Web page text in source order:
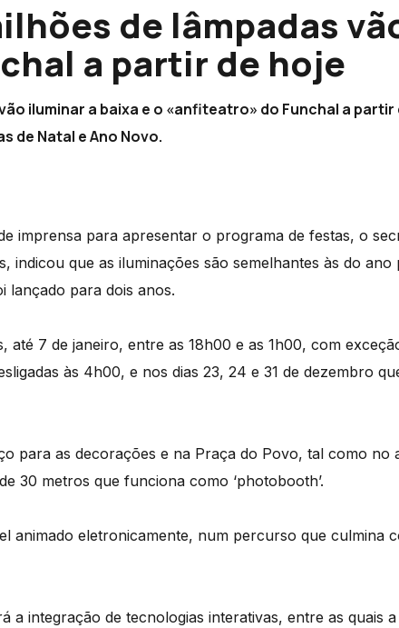
de lâmpadas
a partir de hoje
iluminar a baixa e o «anfiteatro» do Funchal a partir
de Natal e Ano Novo.
imprensa para apresentar o programa de festas, o
indicou que as iluminações são semelhantes às do ano
lançado para dois anos.
até 7 de janeiro, entre as 18h00 e as 1h00, com
às 4h00, e nos dias 23, 24 e 31 de dezembro
para as decorações e na Praça do Povo, tal como no
30 metros que funciona como ‘photobooth’.
animado eletronicamente, num percurso que culmina
a integração de tecnologias interativas, entre as quais a